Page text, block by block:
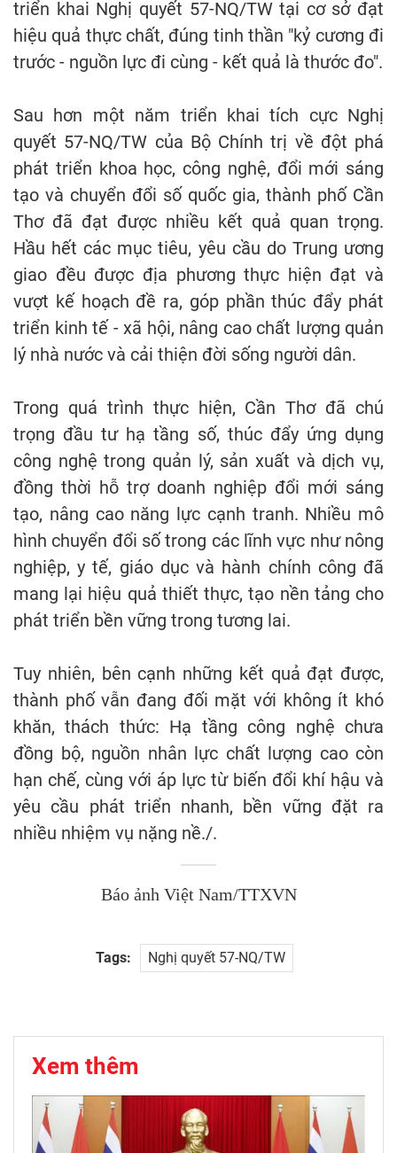
triển khai Nghị quyết 57-NQ/TW tại cơ sở đạt
hiệu quả thực chất, đúng tinh thần "kỷ cương đi
trước - nguồn lực đi cùng - kết quả là thước đo".
Sau hơn một năm triển khai tích cực Nghị
quyết 57-NQ/TW của Bộ Chính trị về đột phá
phát triển khoa học, công nghệ, đổi mới sáng
tạo và chuyển đổi số quốc gia, thành phố Cần
Thơ đã đạt được nhiều kết quả quan trọng.
Hầu hết các mục tiêu, yêu cầu do Trung ương
giao đều được địa phương thực hiện đạt và
vượt kế hoạch đề ra, góp phần thúc đẩy phát
triển kinh tế - xã hội, nâng cao chất lượng quản
lý nhà nước và cải thiện đời sống người dân.
Trong quá trình thực hiện, Cần Thơ đã chú
trọng đầu tư hạ tầng số, thúc đẩy ứng dụng
công nghệ trong quản lý, sản xuất và dịch vụ,
đồng thời hỗ trợ doanh nghiệp đổi mới sáng
tạo, nâng cao năng lực cạnh tranh. Nhiều mô
hình chuyển đổi số trong các lĩnh vực như nông
nghiệp, y tế, giáo dục và hành chính công đã
mang lại hiệu quả thiết thực, tạo nền tảng cho
phát triển bền vững trong tương lai.
Tuy nhiên, bên cạnh những kết quả đạt được,
thành phố vẫn đang đối mặt với không ít khó
khăn, thách thức: Hạ tầng công nghệ chưa
đồng bộ, nguồn nhân lực chất lượng cao còn
hạn chế, cùng với áp lực từ biến đổi khí hậu và
yêu cầu phát triển nhanh, bền vững đặt ra
nhiều nhiệm vụ nặng nề./.
Báo ảnh Việt Nam/TTXVN
Tags: Nghị quyết 57-NQ/TW
Xem thêm